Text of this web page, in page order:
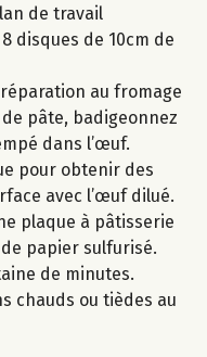
de travail
disques de 10cm de
au fromage
pâte, badigeonnez
dans l’œuf.
pour obtenir des
avec l’œuf dilué.
plaque à pâtisserie
papier sulfurisé.
de minutes.
chauds ou tièdes au